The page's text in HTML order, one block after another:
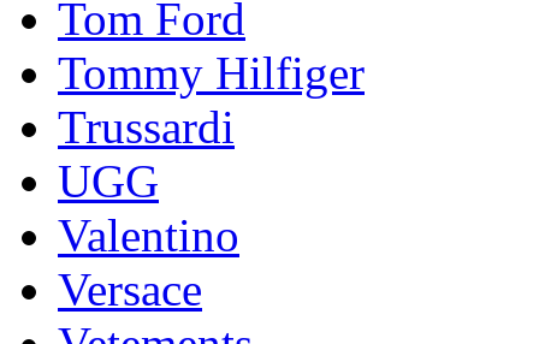
Tom Ford
Tommy Hilfiger
Trussardi
UGG
Valentino
Versace